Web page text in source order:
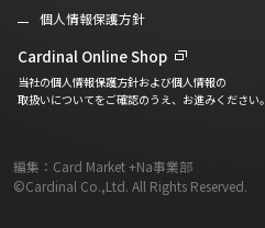
個人情報保護方針
Cardinal Online Shop
当社の個人情報保護方針および個人情報の
取扱いについてをご確認のうえ、お進みください。
編集：Card Market +Na事業部
©Cardinal Co.,Ltd. All Rights Reserved.